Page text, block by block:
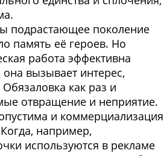
подрастающее поколение
память её героев. Но
работа эффективна
она вызывает интерес,
как раз и
отвращение и неприятие.
и коммерциализация
например,
используются в рекламе